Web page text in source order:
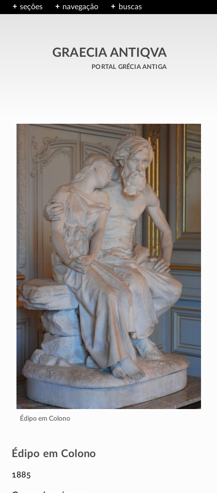
seções navegação buscas
GRAECIA ANTIQVA
portal grécia antiga
Édipo em Colono
Édipo em Colono
1885